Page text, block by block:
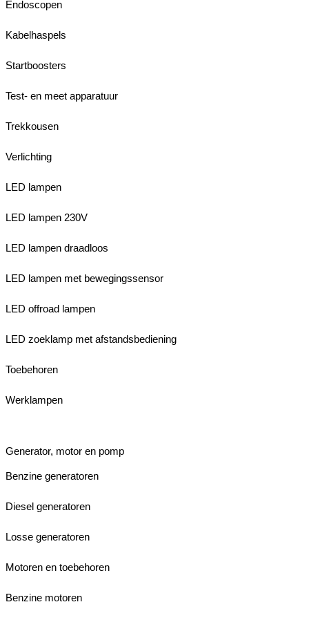
Endoscopen
Kabelhaspels
Startboosters
Test- en meet apparatuur
Trekkousen
Verlichting
LED lampen
LED lampen 230V
LED lampen draadloos
LED lampen met bewegingssensor
LED offroad lampen
LED zoeklamp met afstandsbediening
Toebehoren
Werklampen
Generator, motor en pomp
Benzine generatoren
Diesel generatoren
Losse generatoren
Motoren en toebehoren
Benzine motoren